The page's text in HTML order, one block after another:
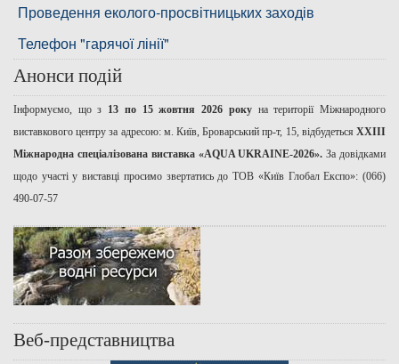
Проведення еколого-просвітницьких заходів
Телефон "гарячої лінії"
Анонси подій
Інформуємо, що з 13 по 15 жовтня 2026 рокуна території Міжнародного
виставкового центру за адресою: м. Київ, Броварський пр-т, 15, відбудеться ХХІІІ
Міжнародна спеціалізована виставка «AQUA UKRAINE-2026».За довідками
щодо участі у виставці просимо звертатись до ТОВ «Київ Глобал Експо»: (066)
490-07-57
Веб-представництва